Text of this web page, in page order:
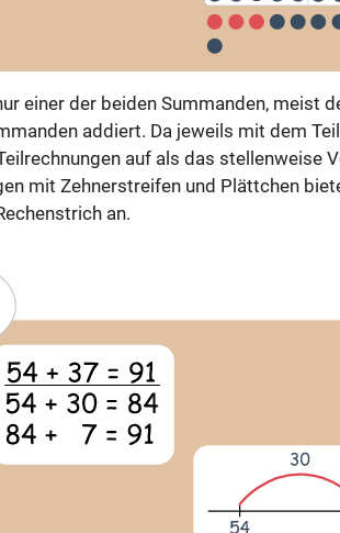
einer der beiden Summanden, meist
addiert. Da jeweils mit dem
auf als das stellenweise
mit Zehnerstreifen und Plättchen
an.